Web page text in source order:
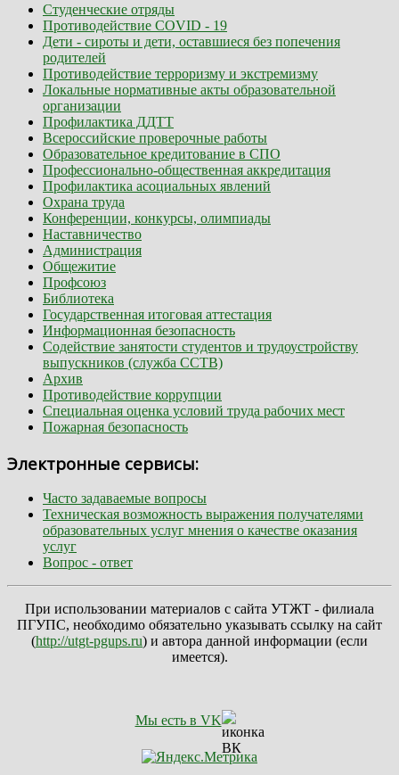
Студенческие отряды
Противодействие COVID - 19
Дети - сироты и дети, оставшиеся без попечения
родителей
Противодействие терроризму и экстремизму
Локальные нормативные акты образовательной
организации
Профилактика ДДТТ
Всероссийские проверочные работы
Образовательное кредитование в СПО
Профессионально-общественная аккредитация
Профилактика асоциальных явлений
Охрана труда
Конференции, конкурсы, олимпиады
Наставничество
Администрация
Общежитие
Профсоюз
Библиотека
Государственная итоговая аттестация
Информационная безопасность
Содействие занятости студентов и трудоустройству
выпускников (служба ССТВ)
Архив
Противодействие коррупции
Специальная оценка условий труда рабочих мест
Пожарная безопасность
Электронные сервисы:
Часто задаваемые вопросы
Техническая возможность выражения получателями
образовательных услуг мнения о качестве оказания
услуг
Вопрос - ответ
При использовании материалов с сайта УТЖТ - филиала
ПГУПС, необходимо обязательно указывать ссылку на сайт
(http://utgt-pgups.ru) и автора данной информации (если
имеется).
Мы есть в VK